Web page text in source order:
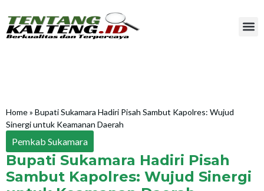
Home» Bupati Sukamara Hadiri Pisah Sambut Kapolres: Wujud
Sinergi untuk Keamanan Daerah
Pemkab Sukamara
Bupati Sukamara Hadiri Pisah
Sambut Kapolres: Wujud Sinergi